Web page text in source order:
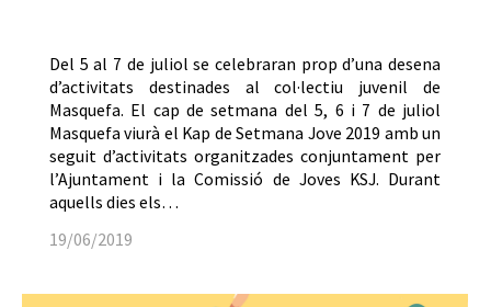
Del 5 al 7 de juliol se celebraran prop d’una desena
d’activitats destinades al col·lectiu juvenil de
Masquefa. El cap de setmana del 5, 6 i 7 de juliol
Masquefa viurà el Kap de Setmana Jove 2019 amb un
seguit d’activitats organitzades conjuntament per
l’Ajuntament i la Comissió de Joves KSJ. Durant
aquells dies els…
19/06/2019